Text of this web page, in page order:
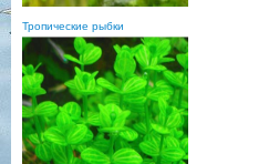
Тропические рыбки